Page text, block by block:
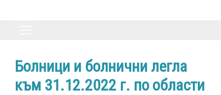
Болници и болнични легла
към 31.12.2022 г. по области